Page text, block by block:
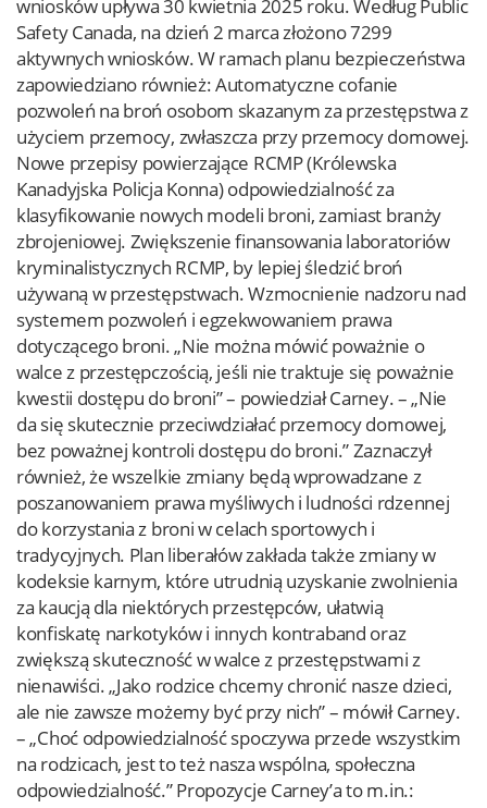
wniosków upływa 30 kwietnia 2025 roku. Według Public
Safety Canada, na dzień 2 marca złożono 7299
aktywnych wniosków. W ramach planu bezpieczeństwa
zapowiedziano również: Automatyczne cofanie
pozwoleń na broń osobom skazanym za przestępstwa z
użyciem przemocy, zwłaszcza przy przemocy domowej.
Nowe przepisy powierzające RCMP (Królewska
Kanadyjska Policja Konna) odpowiedzialność za
klasyfikowanie nowych modeli broni, zamiast branży
zbrojeniowej. Zwiększenie finansowania laboratoriów
kryminalistycznych RCMP, by lepiej śledzić broń
używaną w przestępstwach. Wzmocnienie nadzoru nad
systemem pozwoleń i egzekwowaniem prawa
dotyczącego broni. „Nie można mówić poważnie o
walce z przestępczością, jeśli nie traktuje się poważnie
kwestii dostępu do broni” – powiedział Carney. – „Nie
da się skutecznie przeciwdziałać przemocy domowej,
bez poważnej kontroli dostępu do broni.” Zaznaczył
również, że wszelkie zmiany będą wprowadzane z
poszanowaniem prawa myśliwych i ludności rdzennej
do korzystania z broni w celach sportowych i
tradycyjnych. Plan liberałów zakłada także zmiany w
kodeksie karnym, które utrudnią uzyskanie zwolnienia
za kaucją dla niektórych przestępców, ułatwią
konfiskatę narkotyków i innych kontraband oraz
zwiększą skuteczność w walce z przestępstwami z
nienawiści. „Jako rodzice chcemy chronić nasze dzieci,
ale nie zawsze możemy być przy nich” – mówił Carney.
– „Choć odpowiedzialność spoczywa przede wszystkim
na rodzicach, jest to też nasza wspólna, społeczna
odpowiedzialność.” Propozycje Carney’a to m.in.: